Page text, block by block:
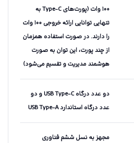
۱۰۰ وات (پورت‌های Type-C به
تنهایی توانایی ارائه خروجی ۱۰۰ وات
را دارند. در صورت استفاده همزمان
از چند پورت، این توان به صورت
هوشمند مدیریت و تقسیم می‌شود)
دو عدد درگاه USB Type-C و دو
عدد درگاه استاندارد USB Type-A
مجهز به نسل ششم فناوری